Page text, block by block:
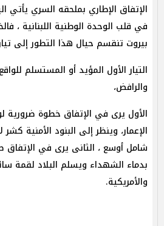
الإتفاق الإطاري بملحقه السري يأتي
في قلب الوحدة الوطنية اللبنانية ،
بيروت تنقسم حيال هذا التطور إلى
التيار الأول المؤيد أو المستسلم
والرافض،
الأول يرى في الإتفاق خطوة ضرورية
الإعمار، وينظر إلى البنود الأمنية
شامل أوسع ، الثانى يرى في
بدماء الشهداء ويسلم البلاد لقمة
والأمريكية.